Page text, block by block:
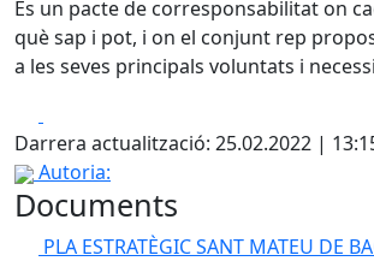
És un pacte de corresponsabilitat on
què sap i pot, i on el conjunt rep
a les seves principals voluntats i
Darrera actualització: 25.02.2022 |
Autoria:
Documents
PLA ESTRATÈGIC SANT MATEU DE